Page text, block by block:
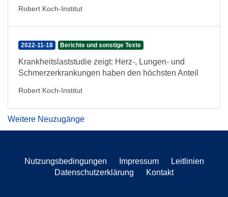
Robert Koch-Institut
2022-11-18 Berichte und sonstige Texte
Krankheitslaststudie zeigt: Herz-, Lungen- und
Schmerzerkrankungen haben den höchsten Anteil
Robert Koch-Institut
Weitere Neuzugänge
Nutzungsbedingungen Impressum
Leitlinien
Datenschutzerklärung
Kontakt